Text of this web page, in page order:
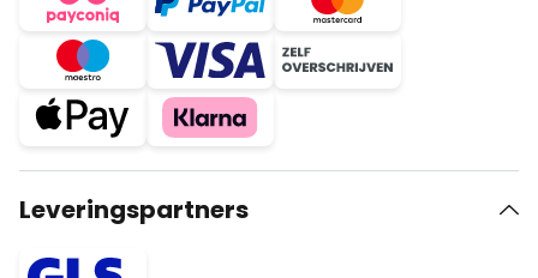
Leveringspartners